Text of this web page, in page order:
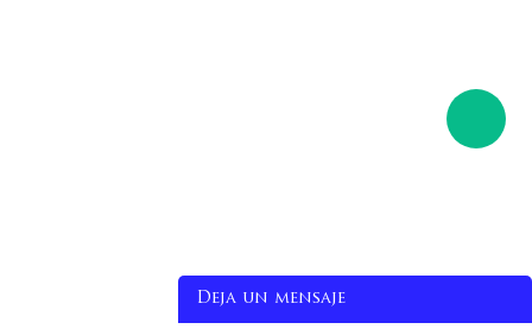
Deja un mensaje